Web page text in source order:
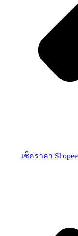
เช็คราคา Shopee